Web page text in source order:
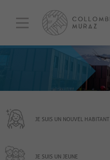
JE SUIS UN NOUVEL HABITANT
JE SUIS UN JEUNE